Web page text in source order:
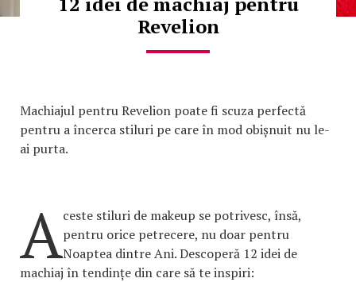
Revelion
Machiajul pentru Revelion poate fi scuza perfectă
pentru a încerca stiluri pe care în mod obișnuit nu le-
ai purta.
Aceste stiluri de makeup se potrivesc, însă,
pentru orice petrecere, nu doar pentru
Noaptea dintre Ani. Descoperă 12 idei de
machiaj în tendințe din care să te inspiri: